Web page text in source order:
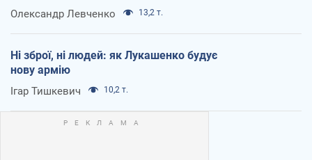
Олександр Левченко 13,2 т.
Ні зброї, ні людей: як Лукашенко будує
нову армію
Ігар Тишкевич 10,2 т.